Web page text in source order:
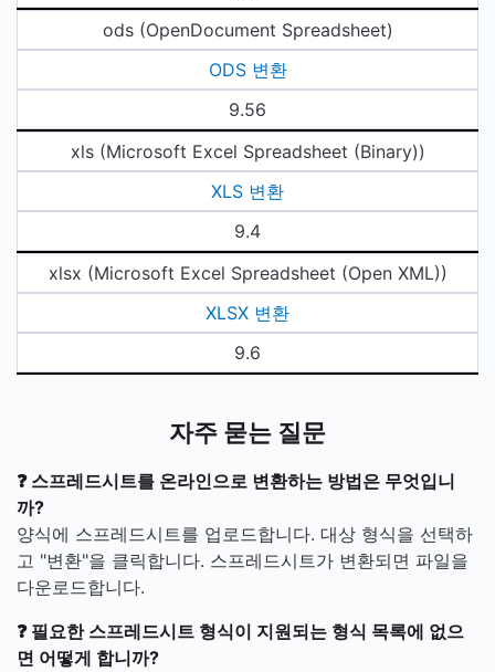
ods (OpenDocument Spreadsheet)
ODS 변환
9.56
xls (Microsoft Excel Spreadsheet (Binary))
XLS 변환
9.4
xlsx (Microsoft Excel Spreadsheet (Open XML))
XLSX 변환
9.6
자주 묻는 질문
❓ 스프레드시트를 온라인으로 변환하는 방법은 무엇입니
까?
양식에 스프레드시트를 업로드합니다. 대상 형식을 선택하
고 "변환"을 클릭합니다. 스프레드시트가 변환되면 파일을
다운로드합니다.
❓ 필요한 스프레드시트 형식이 지원되는 형식 목록에 없으
면 어떻게 합니까?